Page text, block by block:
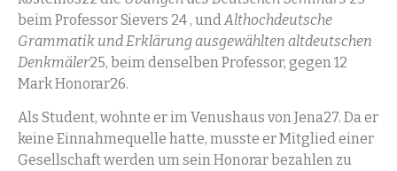
beim Professor Sievers 24 , und Althochdeutsche
Grammatik und Erklärung ausgewählten altdeutschen
Denkmäler25, beim denselben Professor, gegen 12
Mark Honorar26.
Als Student, wohnte er im Venushaus von Jena27. Da er
keine Einnahmequelle hatte, musste er Mitglied einer
Gesellschaft werden um sein Honorar bezahlen zu